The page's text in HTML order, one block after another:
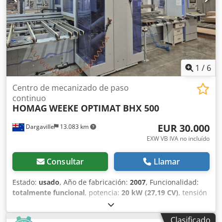
mecanizado inferior Soporte de mecanizado superior
Cabezal de taladrado vertical 2V21 HIGH SPEED 7500
Cabezal de taladrado horizontal 2H4X/2Y Unidad de sierra
de ranurar N2 X-Y 90° Cabezal fresador F2-ETP-6 KW Lector
de códigos de barras Fabr.: Datalogic
1 / 6
Dargaville 13.083 km
Centro de mecanizado de paso
continuo
HOMAG WEEKE OPTIMAT BHX 500
EUR 30.000
EXW VB IVA no incluído
Consultar Llamar
Estado: usado, Año de fabricación: 2007, Funcionalidad:
totalmente funcional, potencia: 20 kW (27,19 CV), tensión
, corriente de entrada:
de entrada:50 Hz, tipo de corriente de entrada:trifásico,